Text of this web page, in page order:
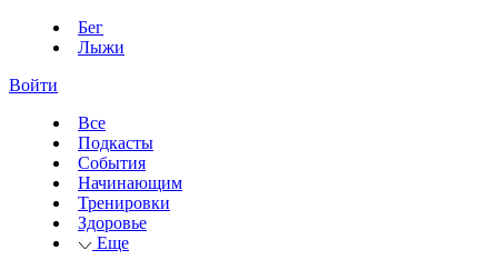
Бег
Лыжи
Войти
Все
Подкасты
События
Начинающим
Тренировки
Здоровье
Еще